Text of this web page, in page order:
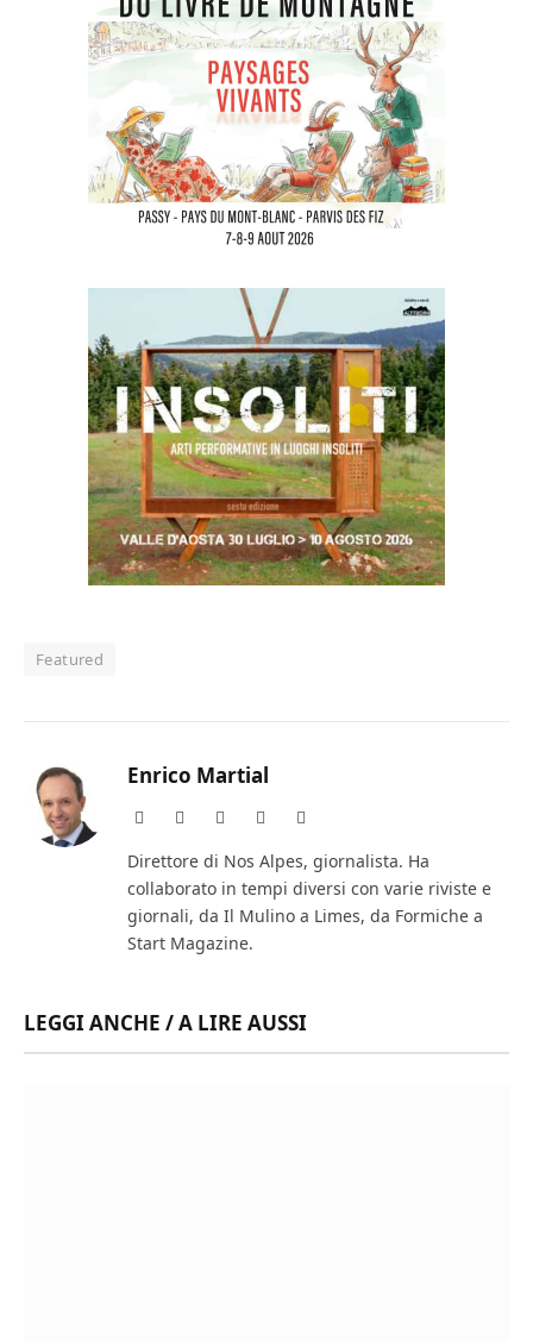
Featured
Enrico Martial
Website Facebook Instagram
Direttore di Nos Alpes, giornalista. Ha
collaborato in tempi diversi con varie riviste e
giornali, da Il Mulino a Limes, da Formiche a
Start Magazine.
LEGGI ANCHE / A LIRE AUSSI